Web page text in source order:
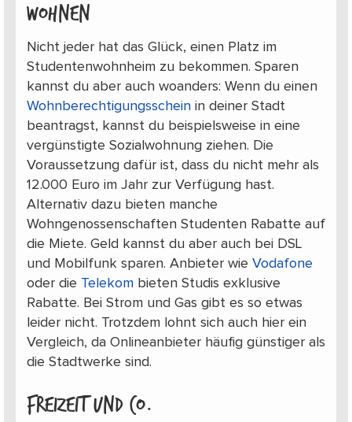
Wohnen
Nicht jeder hat das Glück, einen Platz im
Studentenwohnheim zu bekommen. Sparen
kannst du aber auch woanders: Wenn du einen
Wohnberechtigungsscheinin deiner Stadt
beantragst, kannst du beispielsweise in eine
vergünstigte Sozialwohnung ziehen. Die
Voraussetzung dafür ist, dass du nicht mehr als
12.000 Euro im Jahr zur Verfügung hast.
Alternativ dazu bieten manche
Wohngenossenschaften Studenten Rabatte auf
die Miete. Geld kannst du aber auch bei DSL
und Mobilfunk sparen. Anbieter wie Vodafone
oder die Telekombieten Studis exklusive
Rabatte. Bei Strom und Gas gibt es so etwas
leider nicht. Trotzdem lohnt sich auch hier ein
Vergleich, da Onlineanbieter häufig günstiger als
die Stadtwerke sind.
Freizeit und Co.